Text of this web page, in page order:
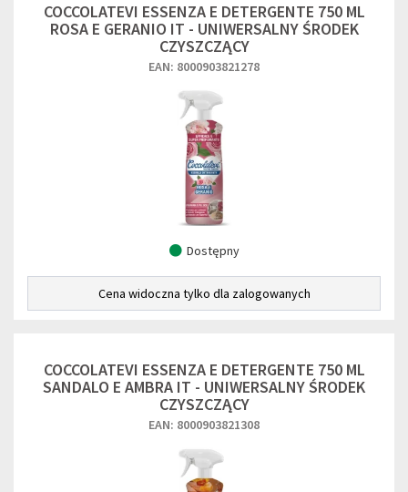
COCCOLATEVI ESSENZA E DETERGENTE 750 ML
ROSA E GERANIO IT - UNIWERSALNY ŚRODEK
CZYSZCZĄCY
EAN: 8000903821278
Dostępny
Cena widoczna tylko dla zalogowanych
COCCOLATEVI ESSENZA E DETERGENTE 750 ML
SANDALO E AMBRA IT - UNIWERSALNY ŚRODEK
CZYSZCZĄCY
EAN: 8000903821308